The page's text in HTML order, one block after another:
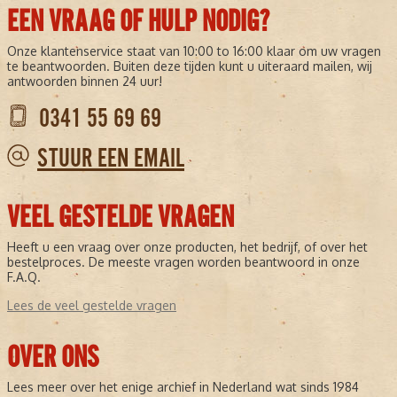
van de Nederlandse journalistiek. Met een originele krant uit deze
titel haalt u niet alleen een bijzonder document in huis, maar ook
een tastbare herinnering aan een specifieke dag uit het verleden.
Wilt u iemand écht verrassen met een persoonlijk en historisch
cadeau, dan is een originele krant van de geboortedag een keuze
waar nog lang over gesproken zal worden.
Wilt u zeker weten dat u een mooi exemplaar ontvangt?
U kunt eenvoudig zoeken op datum via onze website. Wij kijken
vervolgens met u mee om de best mogelijke krant te leveren
EEN VRAAG OF HULP NODIG?
Onze klantenservice staat van 10:00 to 16:00 klaar om uw vragen
te beantwoorden. Buiten deze tijden kunt u uiteraard mailen, wij
antwoorden binnen 24 uur!
0341 55 69 69
STUUR EEN EMAIL
VEEL GESTELDE VRAGEN
Heeft u een vraag over onze producten, het bedrijf, of over het
bestelproces. De meeste vragen worden beantwoord in onze
F.A.Q.
Lees de veel gestelde vragen
OVER ONS
Lees meer over het enige archief in Nederland wat sinds 1984